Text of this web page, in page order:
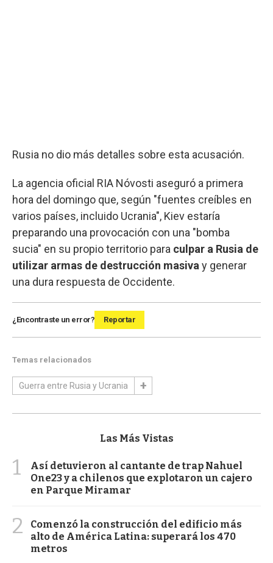
Rusia no dio más detalles sobre esta acusación.
La agencia oficial RIA Nóvosti aseguró a primera
hora del domingo que, según "fuentes creíbles en
varios países, incluido Ucrania", Kiev estaría
preparando una provocación con una "bomba
sucia" en su propio territorio para culpar a Rusia de
utilizar armas de destrucción masiva y generar
una dura respuesta de Occidente.
¿Encontraste un error? Reportar
Temas relacionados
Guerra entre Rusia y Ucrania
Las Más Vistas
1
Así detuvieron al cantante de trap Nahuel
One23 y a chilenos que explotaron un cajero
en Parque Miramar
2
Comenzó la construcción del edificio más
alto de América Latina: superará los 470
metros